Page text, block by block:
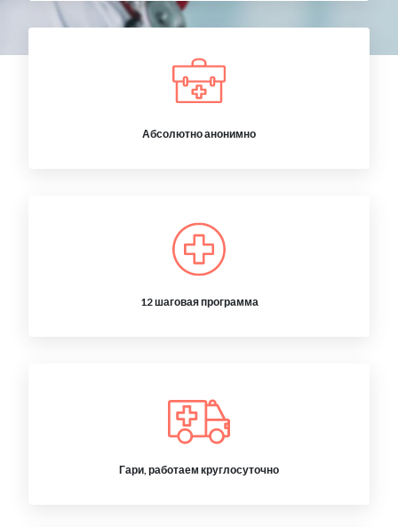
Абсолютно анонимно
12 шаговая программа
Гари, работаем круглосуточно